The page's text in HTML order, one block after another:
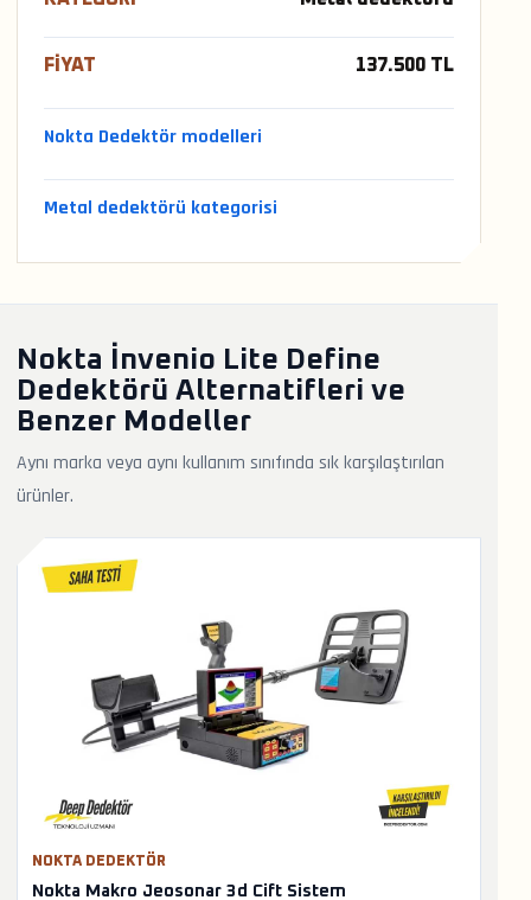
FIYAT 137.500 TL
Nokta Dedektör modelleri
Metal dedektörü kategorisi
Nokta İnvenio Lite Define
Dedektörü Alternatifleri ve
Benzer Modeller
Aynı marka veya aynı kullanım sınıfında sık karşılaştırılan
ürünler.
NOKTA DEDEKTÖR
Nokta Makro Jeosonar 3d Cift Sistem